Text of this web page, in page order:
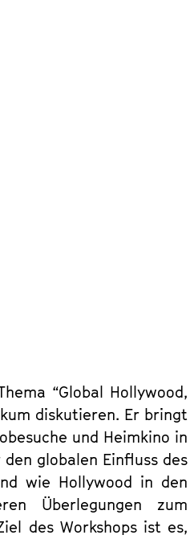
“Global Hollywood,
diskutieren. Er bringt
und Heimkino in
globalen Einfluss des
wie Hollywood in den
Überlegungen zum
des Workshops ist es,